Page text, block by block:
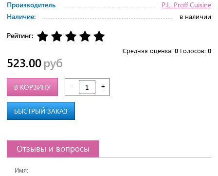
Производитель
P.L. Proff Cuisine
Наличие:
в наличии
Рейтинг:
Средняя оценка: 0 Голосов: 0
523.00руб
- +
В КОРЗИНУ
БЫСТРЫЙ ЗАКАЗ
Отзывы и вопросы
Имя: